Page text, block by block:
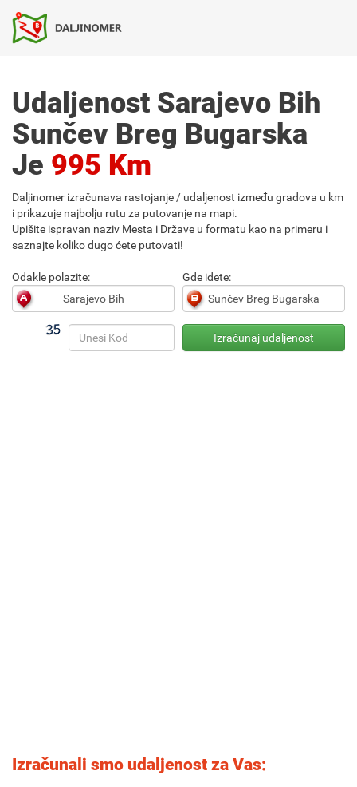
Udaljenost Sarajevo Bih
Sunčev Breg Bugarska
Je 995 Km
Daljinomer izračunava rastojanje / udaljenost između gradova u km
i prikazuje najbolju rutu za putovanje na mapi.
Upišite ispravan naziv Mesta i Države u formatu kao na primeru i
saznajte koliko dugo ćete putovati!
Odakle polazite: Gde idete:
Izračunali smo udaljenost za Vas: